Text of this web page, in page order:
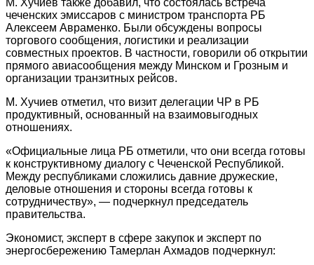
М. Хучиев также добавил, что состоялась встреча
чеченских эмиссаров с министром транспорта РБ
Алексеем Авраменко. Были обсуждены вопросы
торгового сообщения, логистики и реализации
совместных проектов. В частности, говорили об открытии
прямого авиасообщения между Минском и Грозным и
организации транзитных рейсов.
М. Хучиев отметил, что визит делегации ЧР в РБ
продуктивный, основанный на взаимовыгодных
отношениях.
«Официальные лица РБ отметили, что они всегда готовы
к конструктивному диалогу с Чеченской Республикой.
Между республиками сложились давние дружеские,
деловые отношения и стороны всегда готовы к
сотрудничеству», — подчеркнул председатель
правительства.
Экономист, эксперт в сфере закупок и эксперт по
энергосбережению Тамерлан Ахмадов подчеркнул: